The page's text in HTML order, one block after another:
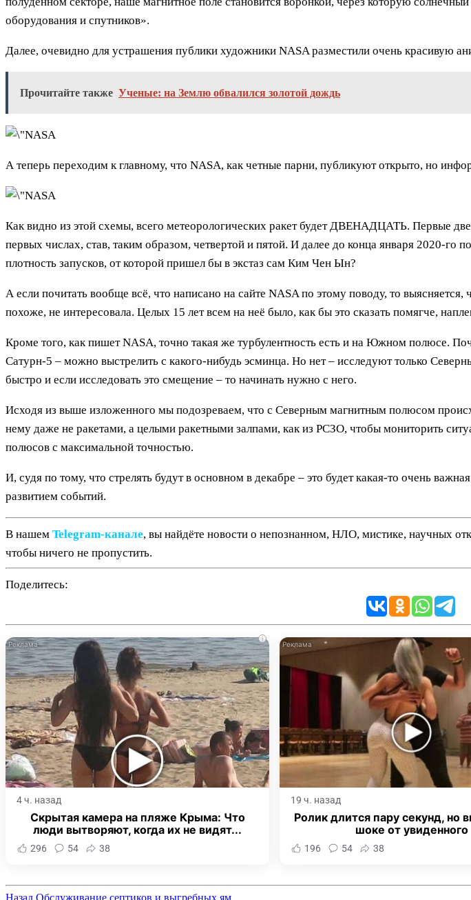
оборудования и спутников».
Далее, очевидно для устрашения публики художники NASA разместили очень красивую
Прочитайте также Ученые: на Землю обвалился золотой дождь
А теперь переходим к главному, что NASA, как четные парни, публикуют открыто, но
Как видно из этой схемы, всего метеорологических ракет будет ДВЕНАДЦАТЬ. Первые
первых числах, став, таким образом, четвертой и пятой. И далее до конца января 2020-го
плотность запусков, от которой пришел бы в экстаз сам Ким Чен Ын?
А если почитать вообще всё, что написано на сайте NASA по этому поводу, то
похоже, не интересовала. Целых 15 лет всем на неё было, как бы это сказать помягче,
Кроме того, как пишет NASA, точно такая же турбулентность есть и на Южном полюсе.
Сатурн-5 – можно выстрелить с какого-нибудь эсминца. Но нет – исследуют только
быстро и если исследовать это смещение – то начинать нужно с него.
Исходя из выше изложенного мы подозреваем, что с Северным магнитным полюсом
нему даже не ракетами, а целыми ракетными залпами, как из РСЗО, чтобы мониторить
полюсов с максимальной точностью.
И, судя по тому, что стрелять будут в основном в декабре – это будет какая-то очень
развитием событий.
В нашем Telegram‑канале, вы найдёте новости о непознанном, НЛО, мистике, научных
чтобы ничего не пропустить.
Поделитесь:
i
4 ч. назад
Скрытая камера на пляже Крыма: Что
люди вытворяют, когда их не видят...
296 54 38
19 ч. назад
Ролик длится пару секунд, но
шоке от увиденного
196 54 38